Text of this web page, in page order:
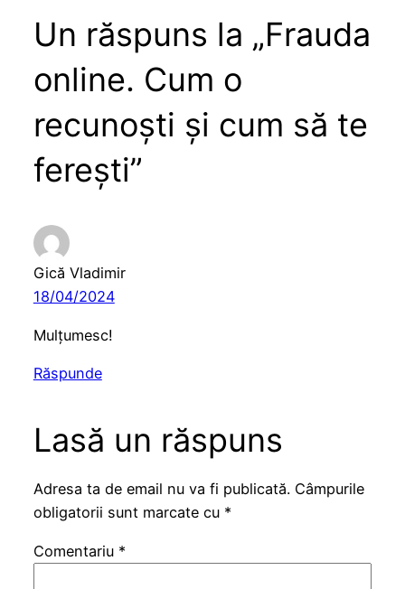
Un răspuns la „Frauda
online. Cum o
recunoști și cum să te
ferești”
Gică Vladimir
18/04/2024
Mulțumesc!
Răspunde
Lasă un răspuns
Adresa ta de email nu va fi publicată. Câmpurile
obligatorii sunt marcate cu *
Comentariu *